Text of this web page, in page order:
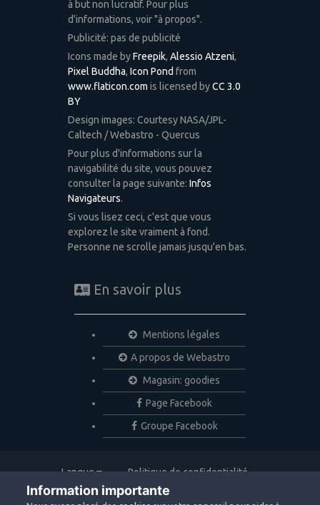
à but non lucratif. Pour plus
d'informations, voir "à propos".
Publicité: pas de publicité
Icons made byFreepik, Alessio Atzeni,
Pixel Buddha, Icon Pond from
www.flaticon.com is licensed byCC 3.0
BY
Design images: Courtesy NASA/JPL-
Caltech / Webastro - Quercus
Pour plus d'informations sur la
navigabilité du site, vous pouvez
consulter la page suivante: Infos
Navigateurs.
Si vous lisez ceci, c'est que vous
explorez le site vraiment à fond.
Personne ne scrolle jamais jusqu'en bas.
En savoir plus
Mentions légales
A propos de Webastro
Magasin: goodies
Page Facebook
Groupe Facebook
Langue
Politique de confidentialité
Nous contacter
Information importante